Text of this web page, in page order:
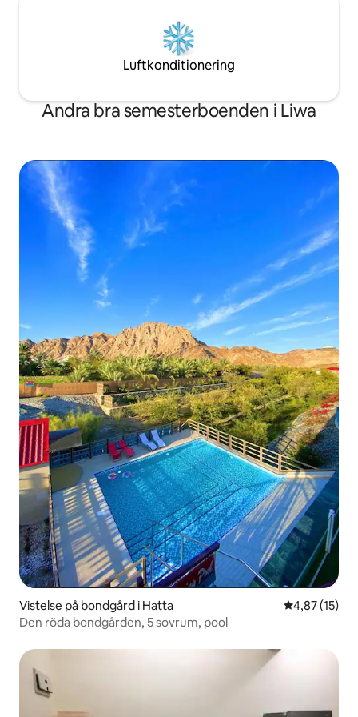
Luftkonditionering
Andra bra semesterboenden i Liwa
Vistelse på bondgård i Hatta 4,87 av 5 i
4,87 (15)
Den röda bondgården, 5 sovrum, pool